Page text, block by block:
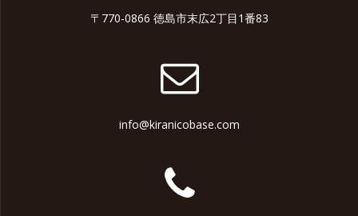
〒770-0866 徳島市末広2丁目1番83
info@kiranicobase.com